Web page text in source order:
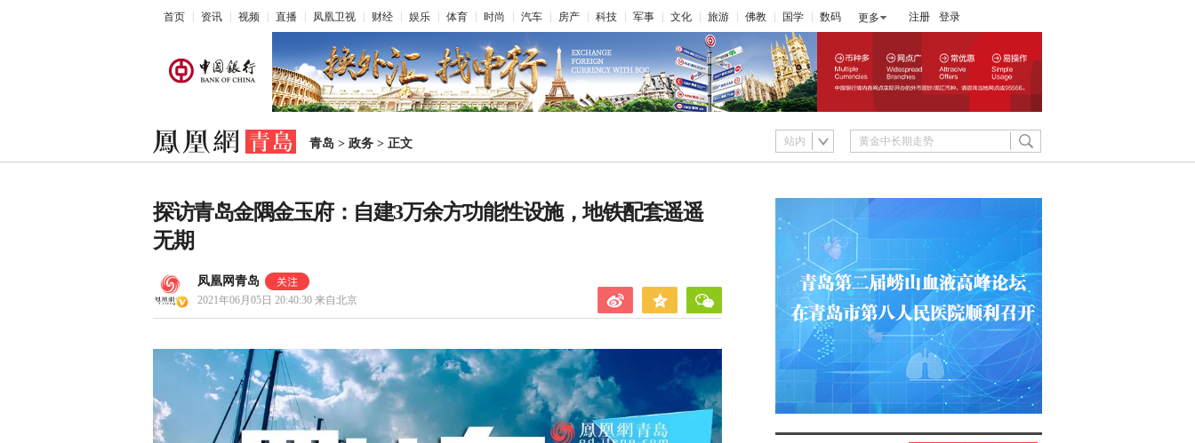
首页 资讯 视频 直播 凤凰卫视 财经 娱乐 体育 时尚 汽车 房产 科技 军事 文化 旅游 佛教 国学 数码 更多 注册 登录
青岛 > 政务 > 正文 站内
探访青岛金隅金玉府：自建3万余方功能性设施，地铁配套遥遥
无期
凤凰网青岛
2021年06月05日 20:40:30 来自北京